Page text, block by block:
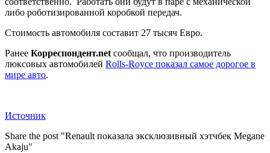
либо роботизированной коробкой передач.
Стоимость автомобиля составит 27 тысяч Евро.
Ранее Корреспондент.net сообщал, что производитель
люксовых автомобилей Rolls-Royce показал самое дорогое в
мире авто.
Источник
Share the post "Renault показала эксклюзивный хэтчбек Megane
Akaju"